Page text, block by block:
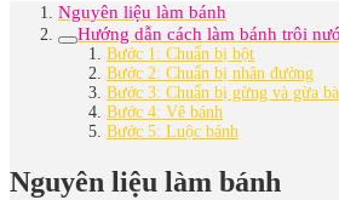
Nguyên liệu làm bánh
Hướng dẫn cách làm bánh trôi
Bước 1: Chuẩn bị bột
Bước 2: Chuẩn bị nhân đường
Bước 3: Chuẩn bị gừng và gừa
Bước 4: Vê bánh
Bước 5: Luộc bánh
Nguyên liệu làm bánh